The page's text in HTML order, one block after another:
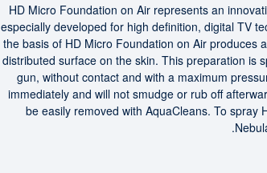
HD Micro Foundation on Air represents an
especially developed for high definition, digital TV
the basis of HD Micro Foundation on Air produces
distributed surface on the skin. This preparation is
gun, without contact and with a maximum
immediately and will not smudge or rub off
be easily removed with AquaCleans. To spray